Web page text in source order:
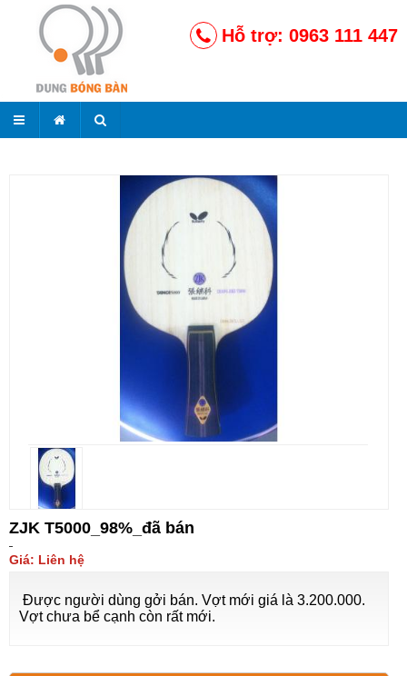
Hỗ trợ: 0963 111 447
ZJK T5000_98%_đã bán
Giá: Liên hệ
Được người dùng gởi bán. Vợt mới giá là 3.200.000.
Vợt chưa bể cạnh còn rất mới.